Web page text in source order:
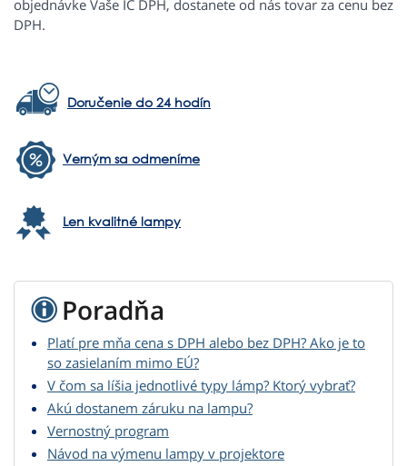
objednávke Vaše IČ DPH, dostanete od nás tovar za cenu bez
DPH.
Doručenie do 24 hodín
Verným sa odmeníme
Len kvalitné lampy
Poradňa
Platí pre mňa cena s DPH alebo bez DPH? Ako je to
so zasielaním mimo EÚ?
V čom sa líšia jednotlivé typy lámp? Ktorý vybrať?
Akú dostanem záruku na lampu?
Vernostný program
Návod na výmenu lampy v projektore